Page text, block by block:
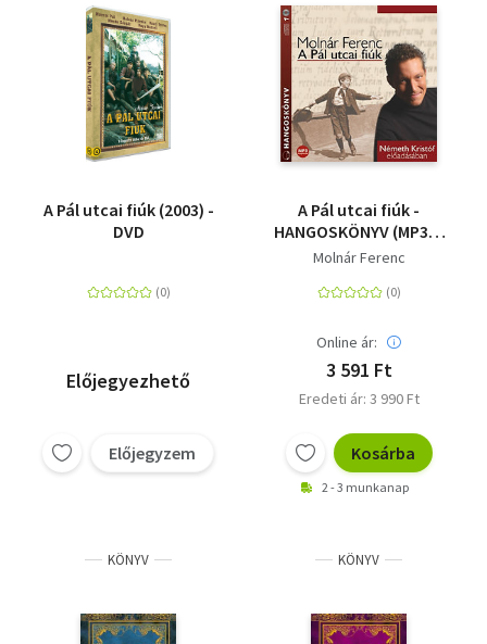
A Pál utcai fiúk (2003) -
DVD
Előjegyezhető
Előjegyzem
A Pál utcai fiúk -
HANGOSKÖNYV (MP3) -
Németh Kristóf
Molnár Ferenc
Online ár:
3 591 Ft
Eredeti ár: 3 990 Ft
Kosárba
2 - 3 munkanap
KÖNYV KÖNYV